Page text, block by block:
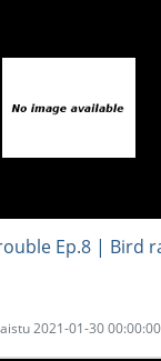
Ep.8 | Bird
2021-01-30